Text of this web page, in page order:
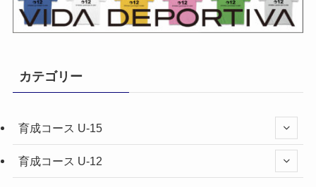
カテゴリー
育成コース U-15
育成コース U-12